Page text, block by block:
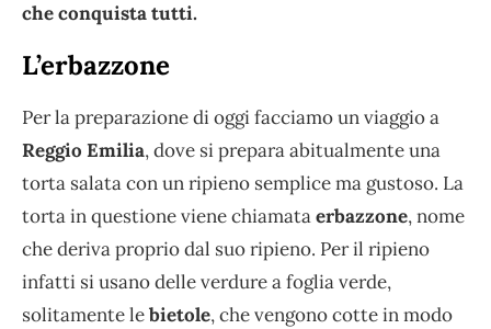
che conquista tutti.
L’erbazzone
Per la preparazione di oggi facciamo un viaggio a
Reggio Emilia, dove si prepara abitualmente una
torta salata con un ripieno semplice ma gustoso. La
torta in questione viene chiamataerbazzone, nome
che deriva proprio dal suo ripieno. Per il ripieno
infatti si usano delle verdure a foglia verde,
solitamente lebietole, che vengono cotte in modo